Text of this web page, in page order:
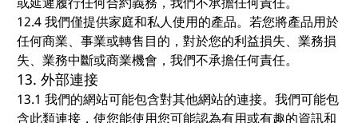
12.4 我們僅提供家庭和私人使用的產品。若您將產品用於
任何商業、事業或轉售目的，對於您的利益損失、業務損
失、業務中斷或商業機會，我們不承擔任何責任。
13. 外部連接
13.1 我們的網站可能包含對其他網站的連接。我們可能包
含此類連接，使您能使用您可能認為有用或有趣的資訊和